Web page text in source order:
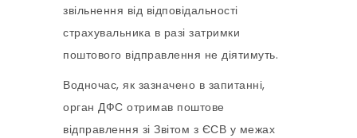
звільнення від відповідальності
страхувальника в разі затримки
поштового відправлення не діятимуть.
Водночас, як зазначено в запитанні,
орган ДФС отримав поштове
відправлення зі Звітом з ЄСВ у межах